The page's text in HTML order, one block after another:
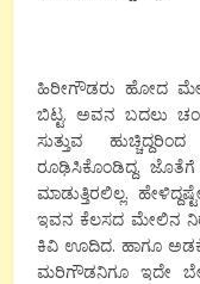
ಹಿರೀಗೌಡರು ಹೋದ ಮೇಲೆ
ಬಿಟ್ಟ. ಅವನ ಬದಲು
ಸುತ್ತುವ
ರೂಢಿಸಿಕೊಂಡಿದ್ದ.
ಮಾಡುತ್ತಿರಲಿಲ್ಲ.
ಇವನ ಕೆಲಸದ ಮೇಲಿನ
ಕಿವಿ ಊದಿದ. ಹಾಗೂ ಅಡಕೆ
ಮರಿಗೌಡನಿಗೂ ಇದೇ